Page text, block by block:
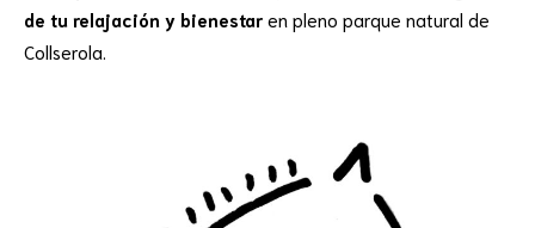
de tu relajación y bienestar en pleno parque natural de
Collserola.